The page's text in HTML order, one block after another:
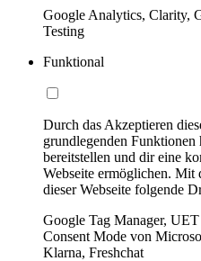
Google Analytics, Clarity,
Testing
Funktional
Durch das Akzeptieren
grundlegenden Funktionen
bereitstellen und dir eine
Webseite ermöglichen.
dieser Webseite folgende
Google Tag Manager,
Consent Mode von
Klarna, Freshchat